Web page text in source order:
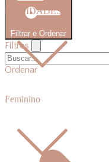
NOVIDADES
Feminino
Filtrar e Ordenar
Filtros
Ordenar